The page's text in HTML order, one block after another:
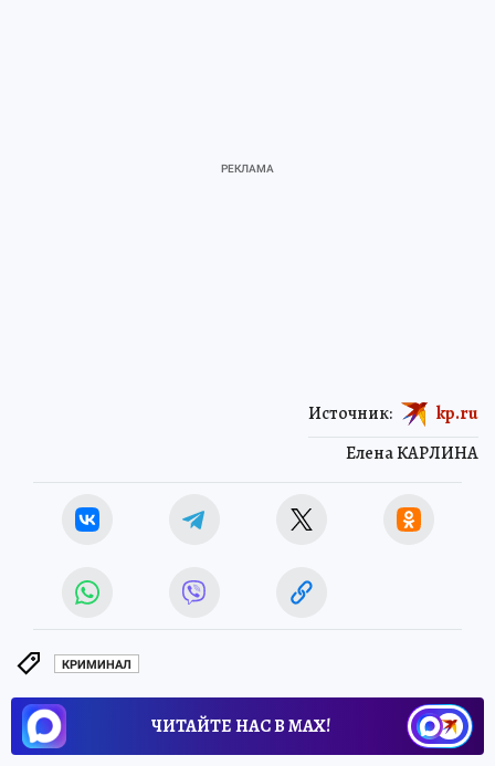
Елена КАРЛИНА
Источник: kp.ru
КРИМИНАЛ
ЧИТАЙТЕ НАС В МАХ!